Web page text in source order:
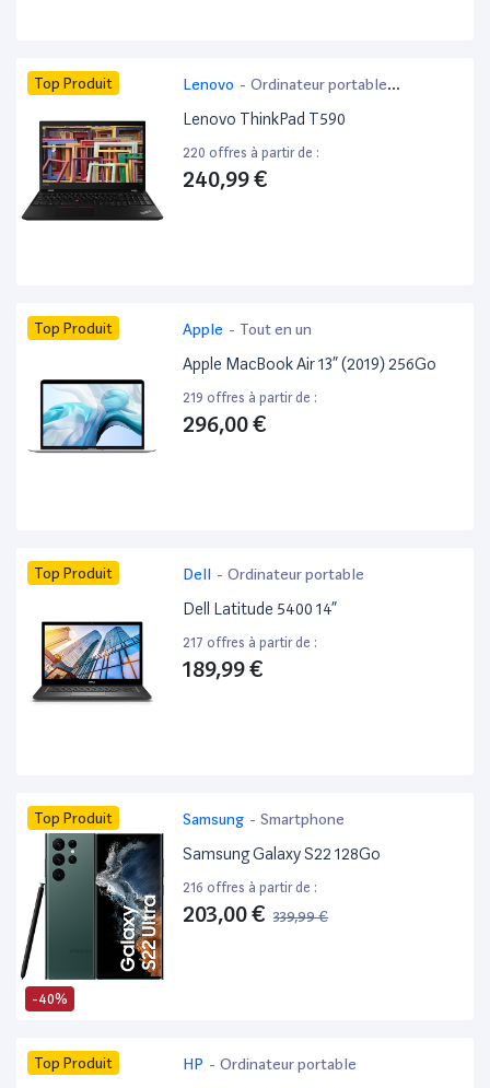
Top Produit Lenovo - Ordinateur portable
bureautique
Lenovo ThinkPad T590
220 offres à partir de :
240,99 €
Top Produit Apple - Tout en un
Apple MacBook Air 13” (2019) 256Go
219 offres à partir de :
296,00 €
Top Produit Dell - Ordinateur portable
Dell Latitude 5400 14”
217 offres à partir de :
189,99 €
-40%
Top Produit Samsung - Smartphone
Samsung Galaxy S22 128Go
216 offres à partir de :
203,00 € 339,99 €
Top Produit HP - Ordinateur portable